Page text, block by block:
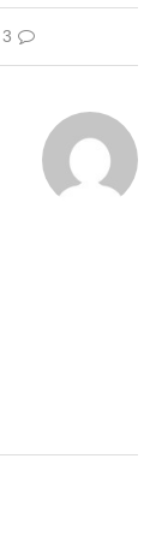
3 תגובות